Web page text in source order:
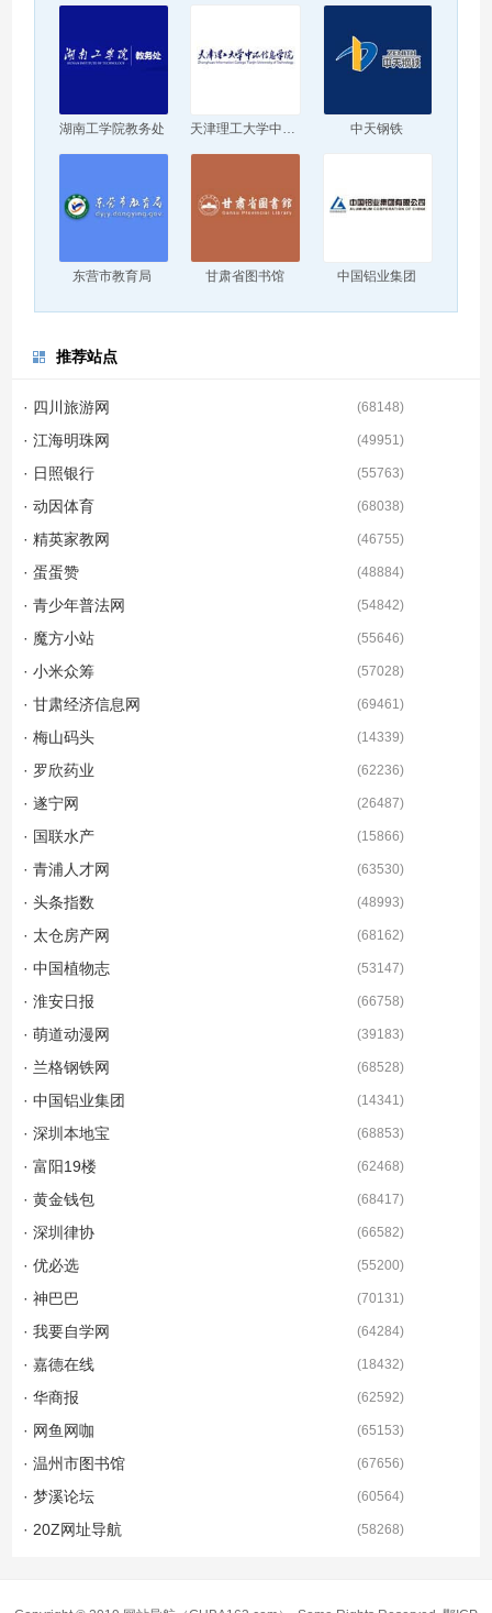
湖南工学院教务处 中天钢铁
东营市教育局 甘肃省图书馆 中国铝业集团
推荐站点
· 四川旅游网 (68148)
· 江海明珠网 (49951)
· 日照银行 (55763)
· 动因体育 (68038)
· 精英家教网 (46755)
· 蛋蛋赞 (48884)
· 青少年普法网 (54842)
· 魔方小站 (55646)
· 小米众筹 (57028)
· 甘肃经济信息网 (69461)
· 梅山码头 (14339)
· 罗欣药业 (62236)
· 遂宁网 (26487)
· 国联水产 (15866)
· 青浦人才网 (63530)
· 头条指数 (48993)
· 太仓房产网 (68162)
· 中国植物志 (53147)
· 淮安日报 (66758)
· 萌道动漫网 (39183)
· 兰格钢铁网 (68528)
· 中国铝业集团 (14341)
· 深圳本地宝 (68853)
· 富阳19楼 (62468)
· 黄金钱包 (68417)
· 深圳律协 (66582)
· 优必选 (55200)
· 神巴巴 (70131)
· 我要自学网 (64284)
· 嘉德在线 (18432)
· 华商报 (62592)
· 网鱼网咖 (65153)
· 温州市图书馆 (67656)
· 梦溪论坛 (60564)
· 20Z网址导航 (58268)